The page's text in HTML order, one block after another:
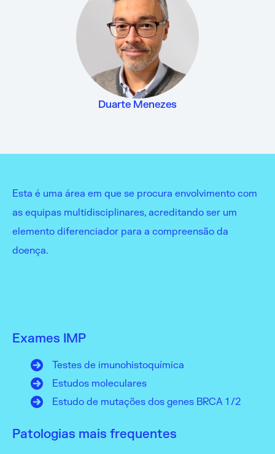
Duarte Menezes
Esta é uma área em que se procura envolvimento com
as equipas multidisciplinares, acreditando ser um
elemento diferenciador para a compreensão da
doença.
Exames IMP
Testes de imunohistoquímica
Estudos moleculares
Estudo de mutações dos genes BRCA 1 /2
Patologias mais frequentes